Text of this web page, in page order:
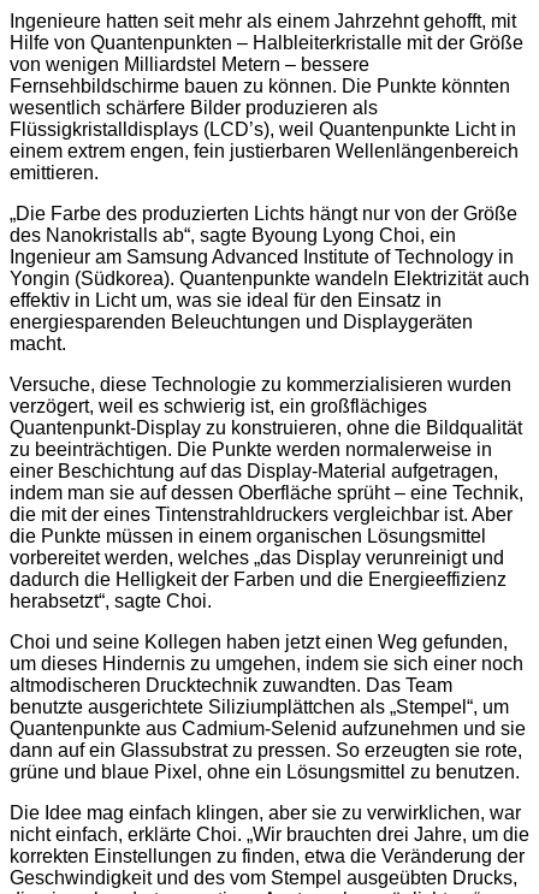
Ingenieure hatten seit mehr als einem Jahrzehnt gehofft, mit
Hilfe von Quantenpunkten – Halbleiterkristalle mit der Größe
von wenigen Milliardstel Metern – bessere
Fernsehbildschirme bauen zu können. Die Punkte könnten
wesentlich schärfere Bilder produzieren als
Flüssigkristalldisplays (LCD’s), weil Quantenpunkte Licht in
einem extrem engen, fein justierbaren Wellenlängenbereich
emittieren.
„Die Farbe des produzierten Lichts hängt nur von der Größe
des Nanokristalls ab“, sagte Byoung Lyong Choi, ein
Ingenieur am Samsung Advanced Institute of Technology in
Yongin (Südkorea). Quantenpunkte wandeln Elektrizität auch
effektiv in Licht um, was sie ideal für den Einsatz in
energiesparenden Beleuchtungen und Displaygeräten
macht.
Versuche, diese Technologie zu kommerzialisieren wurden
verzögert, weil es schwierig ist, ein großflächiges
Quantenpunkt-Display zu konstruieren, ohne die Bildqualität
zu beeinträchtigen. Die Punkte werden normalerweise in
einer Beschichtung auf das Display-Material aufgetragen,
indem man sie auf dessen Oberfläche sprüht – eine Technik,
die mit der eines Tintenstrahldruckers vergleichbar ist. Aber
die Punkte müssen in einem organischen Lösungsmittel
vorbereitet werden, welches „das Display verunreinigt und
dadurch die Helligkeit der Farben und die Energieeffizienz
herabsetzt“, sagte Choi.
Choi und seine Kollegen haben jetzt einen Weg gefunden,
um dieses Hindernis zu umgehen, indem sie sich einer noch
altmodischeren Drucktechnik zuwandten. Das Team
benutzte ausgerichtete Siliziumplättchen als „Stempel“, um
Quantenpunkte aus Cadmium-Selenid aufzunehmen und sie
dann auf ein Glassubstrat zu pressen. So erzeugten sie rote,
grüne und blaue Pixel, ohne ein Lösungsmittel zu benutzen.
Die Idee mag einfach klingen, aber sie zu verwirklichen, war
nicht einfach, erklärte Choi. „Wir brauchten drei Jahre, um die
korrekten Einstellungen zu finden, etwa die Veränderung der
Geschwindigkeit und des vom Stempel ausgeübten Drucks,